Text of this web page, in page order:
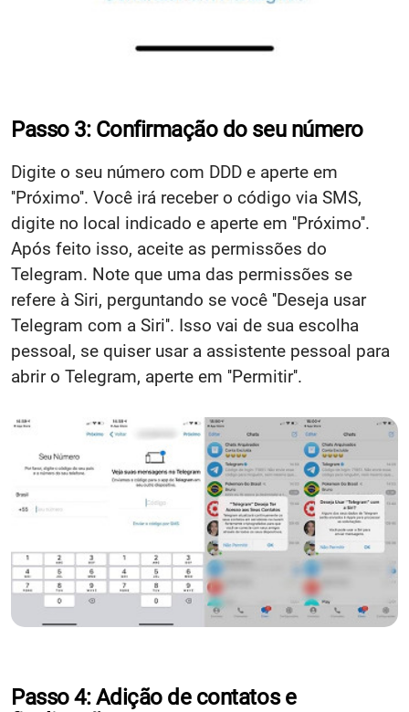
Passo 3: Confirmação do seu número
Digite o seu número com DDD e aperte em
''Próximo''. Você irá receber o código via SMS,
digite no local indicado e aperte em ''Próximo''.
Após feito isso, aceite as permissões do
Telegram. Note que uma das permissões se
refere à Siri, perguntando se você ''Deseja usar
Telegram com a Siri''. Isso vai de sua escolha
pessoal, se quiser usar a assistente pessoal para
abrir o Telegram, aperte em ''Permitir''.
Passo 4: Adição de contatos e